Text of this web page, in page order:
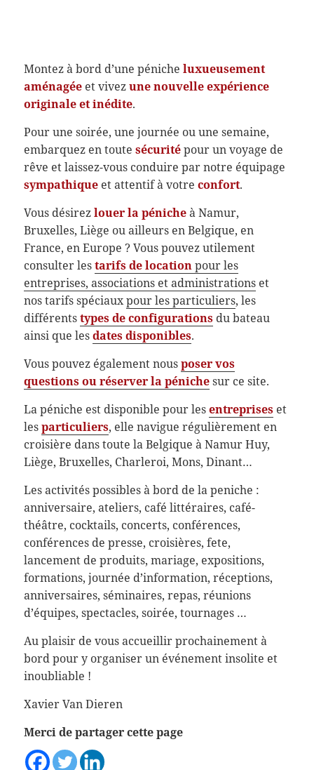
Montez à bord d’une pénicheluxueusement
aménagée et vivezune nouvelle expérience
originale et inédite.
Pour une soirée, une journée ou une semaine,
embarquez en toutesécuritépour un voyage de
rêve et laissez-vous conduire par notre équipage
sympathique et attentif à votreconfort.
Vous désirezlouer la pénicheà Namur,
Bruxelles, Liège ou ailleurs en Belgique, en
France, en Europe ? Vous pouvez utilement
consulter lestarifs de locationpour les
entreprises, associations et administrations et
nos tarifs spéciauxpour les particuliers, les
différentstypes de configurations du bateau
ainsi que lesdates disponibles.
Vous pouvez également nousposer vos
questions ou réserver la pénichesur ce site.
La péniche est disponible pour lesentreprises et
lesparticuliers, elle navigue régulièrement en
croisière dans toute la Belgique à Namur Huy,
Liège, Bruxelles, Charleroi, Mons, Dinant…
Les activités possibles à bord de la peniche :
anniversaire, ateliers, café littéraires, café-
théâtre, cocktails, concerts, conférences,
conférences de presse, croisières, fete,
lancement de produits, mariage, expositions,
formations, journée d’information, réceptions,
anniversaires, séminaires, repas, réunions
d’équipes, spectacles, soirée, tournages …
Au plaisir de vous accueillir prochainement à
bord pour y organiser un événement insolite et
inoubliable !
Xavier Van Dieren
Merci de partager cette page